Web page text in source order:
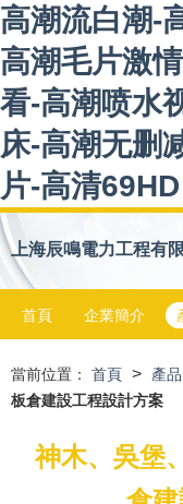
高潮流白潮-
高潮毛片激
看-高潮喷水
床-高潮无删
片-高清69HD
上海辰鳴電力工程有
首頁 企業簡介
當前位置： 首頁 > 產
板倉建設工程設計方案
神木、吳堡